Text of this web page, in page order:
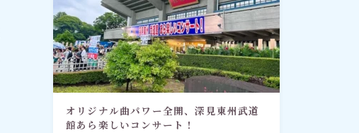
オリジナル曲パワー全開、深見東州武道
館あら楽しいコンサート！